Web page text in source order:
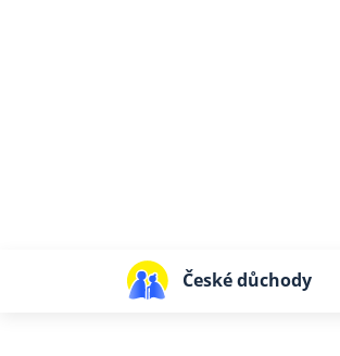
České důchody